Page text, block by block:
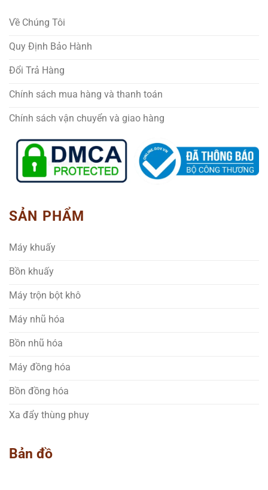
Về Chúng Tôi
Quy Định Bảo Hành
Đổi Trả Hàng
Chính sách mua hàng và thanh toán
Chính sách vận chuyển và giao hàng
SẢN PHẨM
Máy khuấy
Bồn khuấy
Máy trộn bột khô
Máy nhũ hóa
Bồn nhũ hóa
Máy đồng hóa
Bồn đồng hóa
Xa đẩy thùng phuy
Bản đồ